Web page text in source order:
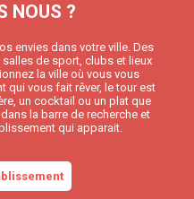
NOUS ?
envies dans votre ville. Des
de sport, clubs et lieux
la ville où vous vous
qui vous fait rêver, le tour est
un cocktail ou un plat que
la barre de recherche et
qui apparait.